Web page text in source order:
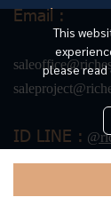
This
please read
Email :
ID LINE :
@